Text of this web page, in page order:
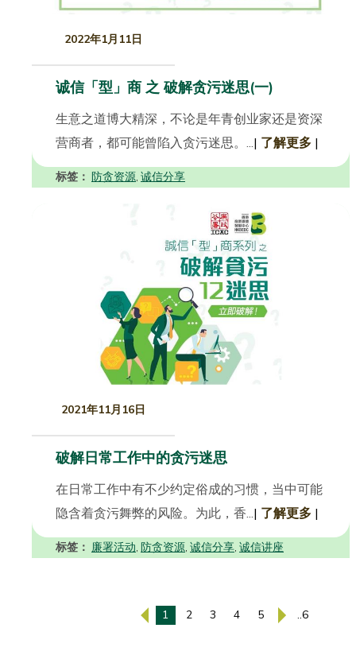
2022年1月11日
诚信「型」商 之 破解贪污迷思(一)
生意之道博大精深，不论是年青创业家还是资深
营商者，都可能曾陷入贪污迷思。...| 了解更多 |
标签： 防贪资源, 诚信分享
2021年11月16日
破解日常工作中的贪污迷思
在日常工作中有不少约定俗成的习惯，当中可能
隐含着贪污舞弊的风险。为此，香...| 了解更多 |
标签： 廉署活动, 防贪资源, 诚信分享, 诚信讲座
1 2 3 4 5 ..6